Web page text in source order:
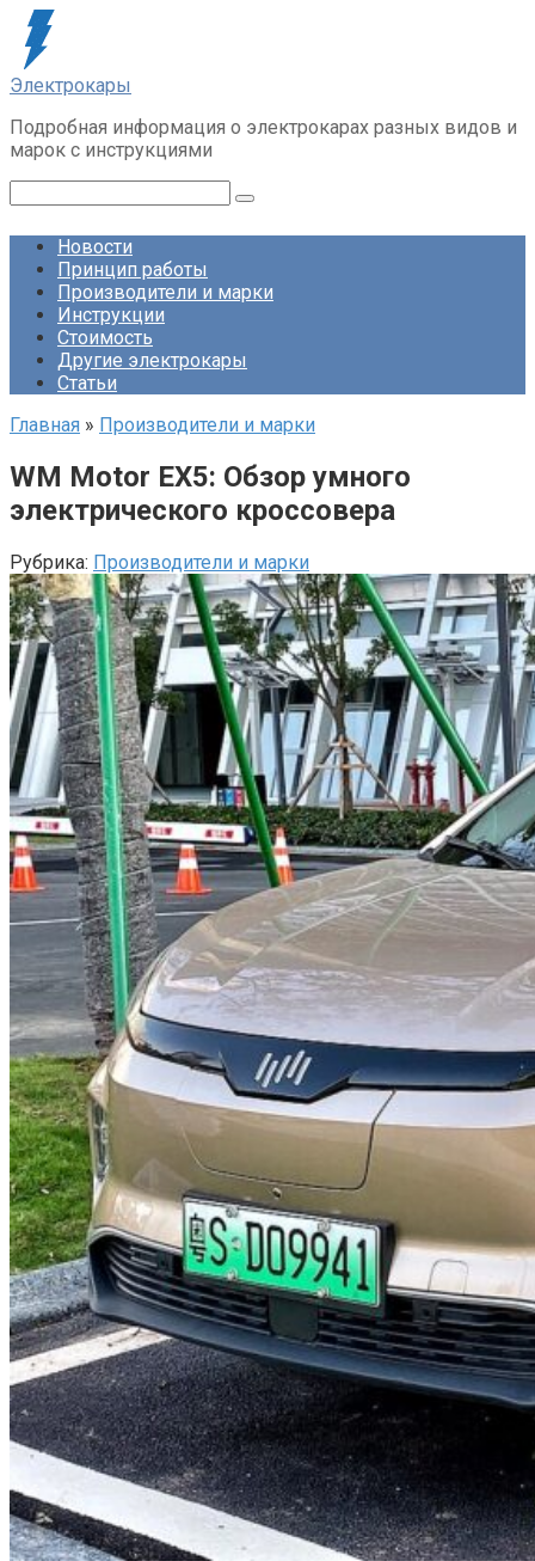
Перейти
контенту
Электрокары
Подробная информация о электрокарах разных видов и
марок с инструкциями
Новости
Принцип работы
Производители и марки
Инструкции
Стоимость
Другие электрокары
Статьи
Главная » Производители и марки
WM Motor EX5: Обзор умного
электрического кроссовера
Рубрика: Производители и марки